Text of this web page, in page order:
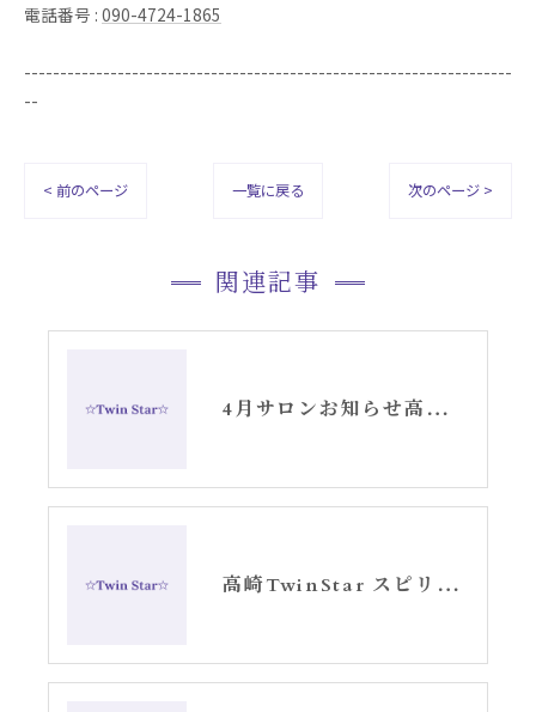
電話番号 : 090-4724-1865
--------------------------------------------------------------------
--
< 前のページ 一覧に戻る 次のページ >
関連記事
4月サロンお知らせ高崎TwinStar
高崎TwinStar スピリチュアルサロン1月のお知らせ